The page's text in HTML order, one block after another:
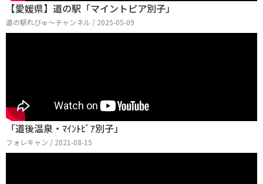
【愛媛県】道の駅「マイントピア別子」
道の駅れびゅ〜チャンネル / 2025-05-09
「道後温泉・ﾏｲﾝﾄﾋﾟｱ別子」
フォレキャン / 2021-08-15